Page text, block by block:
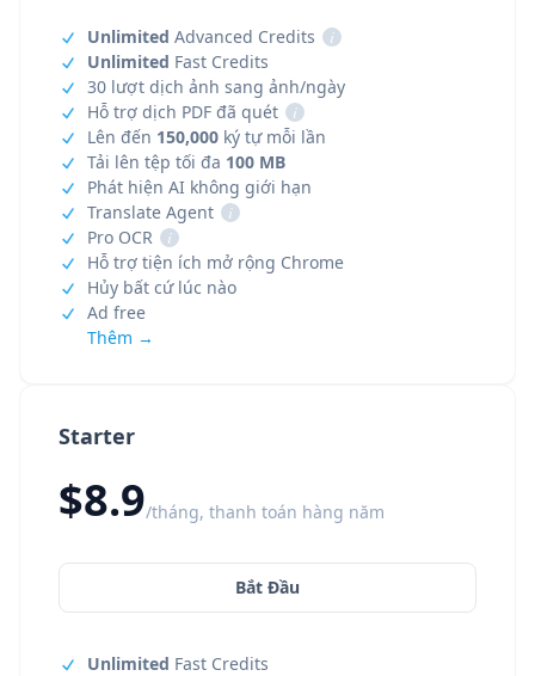
Starter
$8.9/tháng, thanh toán hàng năm
Bắt Đầu
Unlimited Fast Credits
Unlimited Advanced Credits
i
Unlimited Fast Credits
30 lượt dịch ảnh sang ảnh/ngày
Hỗ trợ dịch PDF đã quét
i
Lên đến 150,000 ký tự mỗi lần
Tải lên tệp tối đa 100 MB
Phát hiện AI không giới hạn
Translate Agent
i
Pro OCR
i
Hỗ trợ tiện ích mở rộng Chrome
Hủy bất cứ lúc nào
Ad free
Thêm →